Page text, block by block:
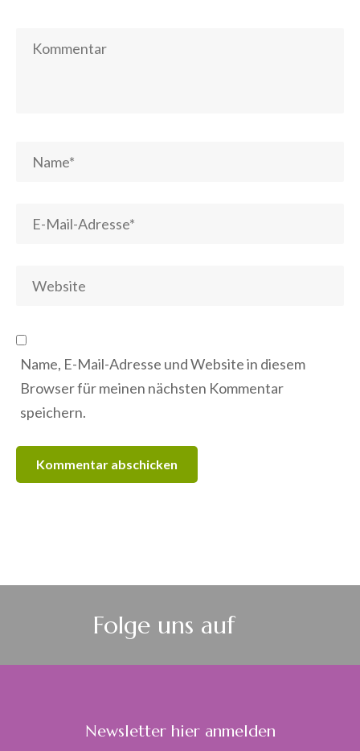
Name, E-Mail-Adresse und Website in diesem
Browser für meinen nächsten Kommentar
speichern.
Folge uns auf
Newsletter hier anmelden